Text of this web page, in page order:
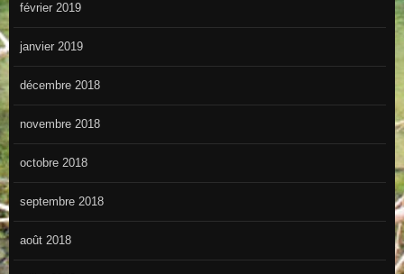
février 2019
janvier 2019
décembre 2018
novembre 2018
octobre 2018
septembre 2018
août 2018